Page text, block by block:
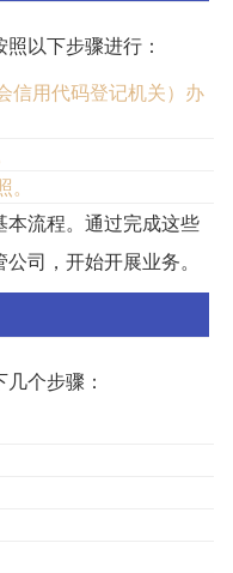
以下步骤进行：
信用代码登记机关）办
流程。通过完成这些
司，开始开展业务。
个步骤：